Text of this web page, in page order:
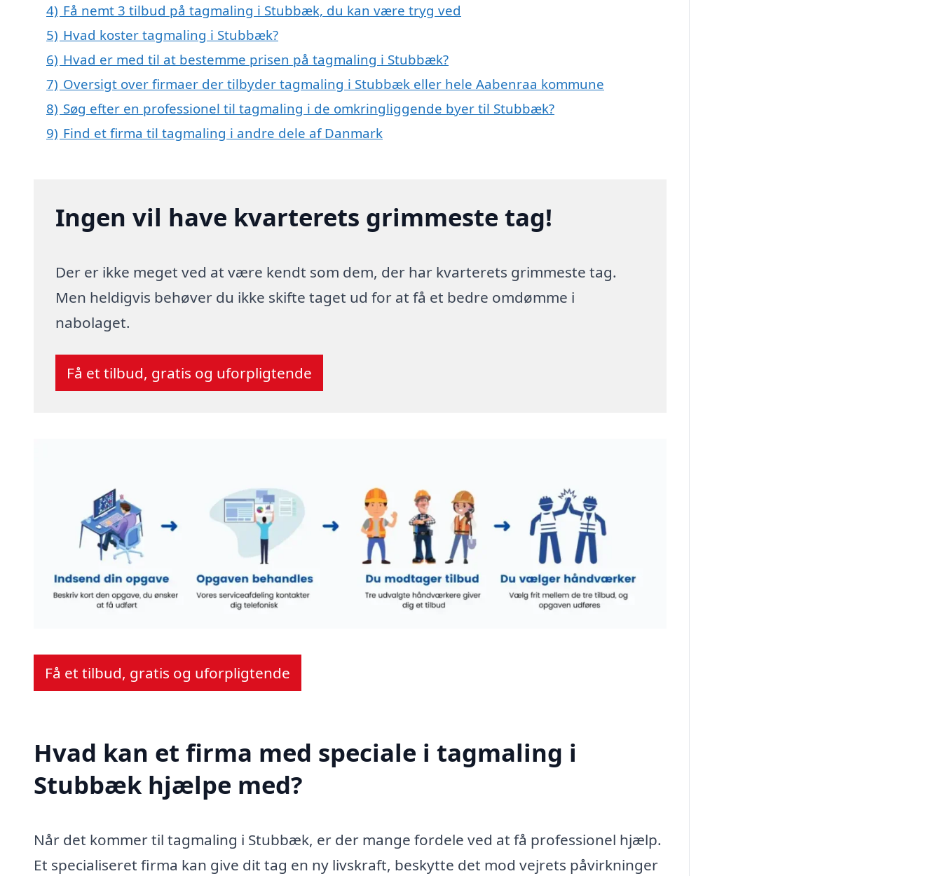
4) Få nemt 3 tilbud på tagmaling i Stubbæk, du kan være tryg ved
5) Hvad koster tagmaling i Stubbæk?
6) Hvad er med til at bestemme prisen på tagmaling i Stubbæk?
7) Oversigt over firmaer der tilbyder tagmaling i Stubbæk eller hele Aabenraa kommune
8) Søg efter en professionel til tagmaling i de omkringliggende byer til Stubbæk?
9) Find et firma til tagmaling i andre dele af Danmark
Ingen vil have kvarterets grimmeste tag!
Der er ikke meget ved at være kendt som dem, der har kvarterets grimmeste tag.
Men heldigvis behøver du ikke skifte taget ud for at få et bedre omdømme i
nabolaget.
Få et tilbud, gratis og uforpligtende
Få et tilbud, gratis og uforpligtende
Hvad kan et firma med speciale i tagmaling i
Stubbæk hjælpe med?
Når det kommer til tagmaling i Stubbæk, er der mange fordele ved at få professionel hjælp.
Et specialiseret firma kan give dit tag en ny livskraft, beskytte det mod vejrets påvirkninger